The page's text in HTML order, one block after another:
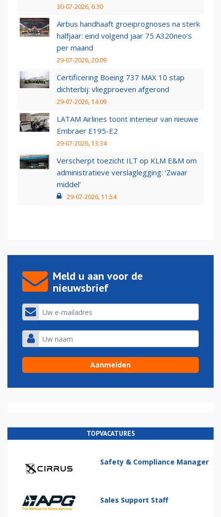
30-07-2026, 6:30
Airbus handhaaft groeiprognoses na sterk
halfjaar: eind volgend jaar 75 A320neo’s
per maand
29-07-2026, 20:09
Certificering Boeing 737 MAX 10 stap
dichterbij: vliegproeven afgerond
29-07-2026, 14:09
LATAM Airlines toont interieur van nieuwe
Embraer E195-E2
29-07-2026, 13:34
Verscherpt toezicht ILT op KLM E&M om
administratieve verslaglegging: ‘Zwaar
middel’
29-07-2026, 11:54
Meld u aan voor de
nieuwsbrief
TOPVACATURES
Safety & Compliance Manager
Sales Support Staff